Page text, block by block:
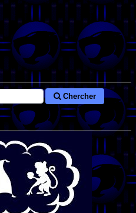
Chercher